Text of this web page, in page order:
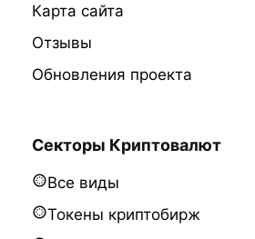
Карта сайта
Отзывы
Обновления проекта
Секторы Криптовалют
Все виды
Токены криптобирж